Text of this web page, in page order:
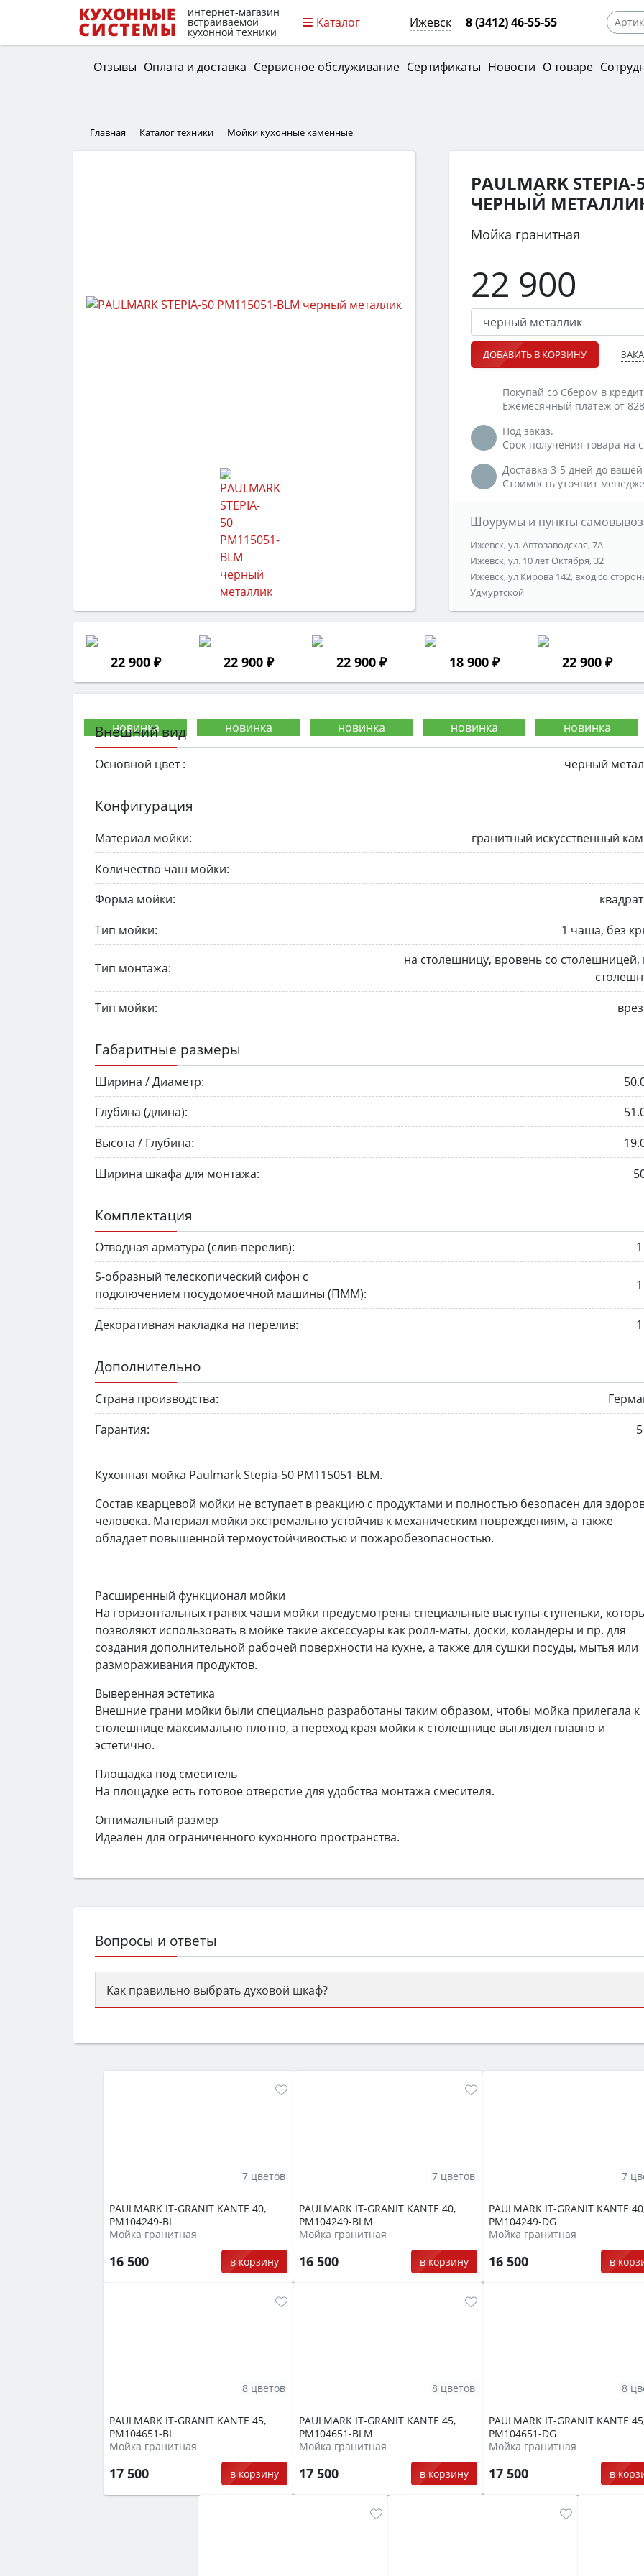
интернет-магазин
встраиваемой
кухонной техники
Каталог Ижевск 8 (3412) 46-55-55
Отзывы Оплата и доставка Сервисное обслуживание Сертификаты Новости О товаре
Главная Каталог техники Мойки кухонные каменные
22 900 ₽ 22 900 ₽ 22 900 ₽ 18 900 ₽ 22 900 ₽
PAULMARK
ЧЕРНЫЙ
Мойка гранитная
22 900
ДОБАВИТЬ В КОРЗИНУ
Покупай со Сбером в
Ежемесячный платеж от
Под заказ.
Срок получения товара на
Доставка 3-5 дней до
Стоимость уточнит
Шоурумы и пункты
Ижевск, ул. Автозаводская, 7А
Ижевск, ул. 10 лет Октября, 32
Ижевск, ул Кирова 142, вход со
Удмуртской
Внешний вид
Основной цвет : черный
Конфигурация
Материал мойки:
гранитный искусственный
Количество чаш мойки:
Форма мойки:
Тип мойки:
1 чаша, без
Тип монтажа:
на столешницу, вровень со столешницей,
Тип мойки:
Габаритные размеры
Ширина / Диаметр:
Глубина (длина):
Высота / Глубина:
Ширина шкафа для монтажа:
Комплектация
Отводная арматура (слив-перелив):
S-образный телескопический сифон с
подключением посудомоечной машины (ПММ):
Декоративная накладка на перелив:
Дополнительно
Страна производства:
Гарантия:
Кухонная мойка Paulmark Stepia-50 PM115051-BLM.
Состав кварцевой мойки не вступает в реакцию с продуктами и полностью безопасен для
человека. Материал мойки экстремально устойчив к механическим повреждениям, а также
обладает повышенной термоустойчивостью и пожаробезопасностью.
Расширенный функционал мойки
На горизонтальных гранях чаши мойки предусмотрены специальные выступы-ступеньки,
позволяют использовать в мойке такие аксессуары как ролл-маты, доски, коландеры и пр. для
создания дополнительной рабочей поверхности на кухне, а также для сушки посуды, мытья или
размораживания продуктов.
Выверенная эстетика
Внешние грани мойки были специально разработаны таким образом, чтобы мойка прилегала к
столешнице максимально плотно, а переход края мойки к столешнице выглядел плавно и
эстетично.
Площадка под смеситель
На площадке есть готовое отверстие для удобства монтажа смесителя.
Оптимальный размер
Идеален для ограниченного кухонного пространства.
Вопросы и ответы
Как правильно выбрать духовой шкаф?
семьи, класс энергопотребления не ниже A и нужные функции (конвекция, гриль,
PAULMARK IT-GRANIT KANTE 40,
PM104249-BL
Мойка гранитная
16 500 в корзину
7 цветов
PAULMARK IT-GRANIT KANTE 40,
PM104249-BLM
Мойка гранитная
16 500 в корзину
7 цветов
PAULMARK IT-GRANIT KANTE
PM104249-DG
Мойка гранитная
16 500 в
7
PAULMARK IT-GRANIT KANTE 45,
PM104651-BL
Мойка гранитная
17 500 в корзину
8 цветов
PAULMARK IT-GRANIT KANTE 45,
PM104651-BLM
Мойка гранитная
17 500 в корзину
8 цветов
PAULMARK IT-GRANIT KANTE
PM104651-DG
Мойка гранитная
17 500 в
8